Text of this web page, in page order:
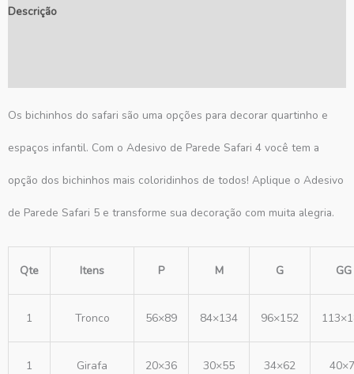
Descrição
Os bichinhos do safari são uma opções para decorar quartinho e
espaços infantil. Com o Adesivo de Parede Safari 4 você tem a
opção dos bichinhos mais coloridinhos de todos! Aplique o Adesivo
de Parede Safari 5 e transforme sua decoração com muita alegria.
Qte Itens P M G GG
1 Tronco 56×89 84×134 96×152
1 Girafa 20×36 30×55 34×62